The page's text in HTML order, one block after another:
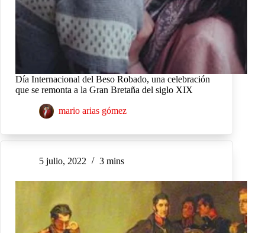
Día Internacional del Beso Robado, una celebración
que se remonta a la Gran Bretaña del siglo XIX
mario arias gómez
5 julio, 2022 3 mins